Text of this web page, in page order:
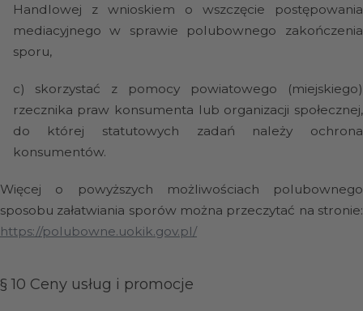
Handlowej z wnioskiem o wszczęcie postępowania
mediacyjnego w sprawie polubownego zakończenia
sporu,
c)
skorzystać z pomocy powiatowego (miejskiego)
rzecznika praw konsumenta lub organizacji społecznej,
do której statutowych zadań należy ochrona
konsumentów.
Więcej o powyższych możliwościach polubownego
sposobu załatwiania sporów można przeczytać na stronie:
https://polubowne.uokik.gov.pl/
§ 10 Ceny usług i promocje